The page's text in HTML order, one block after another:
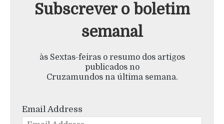
Subscrever o boletim
semanal
às Sextas-feiras o resumo dos artigos
publicados no
Cruzamundos na última semana.
Email Address